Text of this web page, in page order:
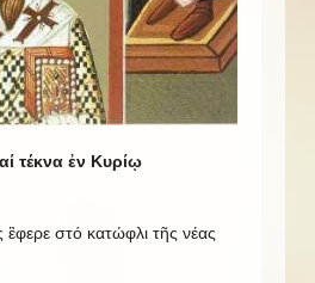
τέκνα ἐν Κυρίῳ
στό κατώφλι τῆς νέας